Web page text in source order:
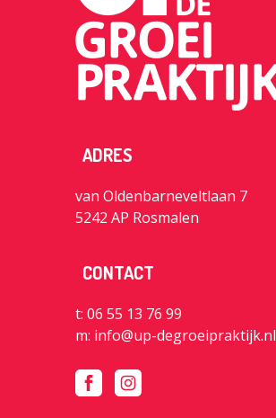
ADRES
van Oldenbarneveltlaan 7
5242 AP Rosmalen
CONTACT
t: 06 55 13 76 99
m: info@up-degroeipraktijk.nl